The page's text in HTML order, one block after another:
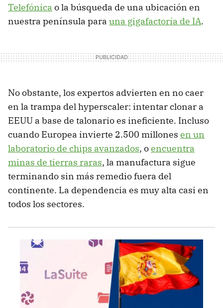
Telefónica o la búsqueda de una ubicación en
nuestra península para una gigafactoría de IA.
No obstante, los expertos advierten en no caer
en la trampa del hyperscaler: intentar clonar a
EEUU a base de talonario es ineficiente. Incluso
cuando Europea invierte 2.500 millones en un
laboratorio de chips avanzados, oencuentra
minas de tierras raras, la manufactura sigue
terminando sin más remedio fuera del
continente. La dependencia es muy alta casi en
todos los sectores.